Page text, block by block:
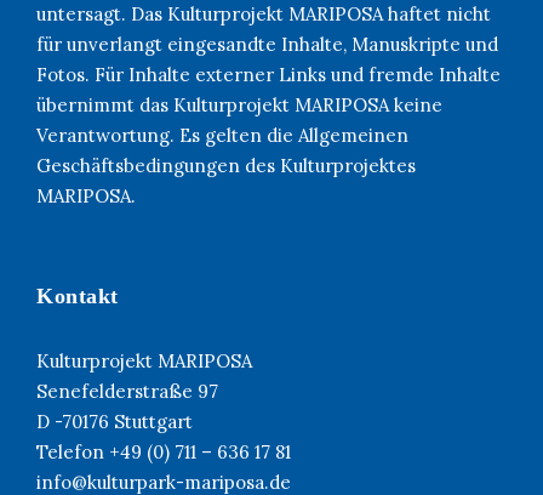
untersagt. Das Kulturprojekt MARIPOSA haftet nicht
für unverlangt eingesandte Inhalte, Manuskripte und
Fotos. Für Inhalte externer Links und fremde Inhalte
übernimmt das Kulturprojekt MARIPOSA keine
Verantwortung. Es gelten die Allgemeinen
Geschäftsbedingungen des Kulturprojektes
MARIPOSA.
Kontakt
Kulturprojekt MARIPOSA
Senefelderstraße 97
D -70176 Stuttgart
Telefon +49 (0) 711 – 636 17 81
info@kulturpark-mariposa.de